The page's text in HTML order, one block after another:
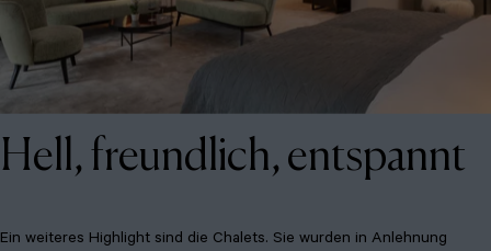
Hell, freundlich, entspannt
Ein weiteres Highlight sind die Chalets. Sie wurden in Anlehnung